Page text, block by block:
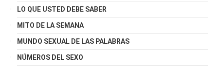
LO QUE USTED DEBE SABER
MITO DE LA SEMANA
MUNDO SEXUAL DE LAS PALABRAS
NÚMEROS DEL SEXO